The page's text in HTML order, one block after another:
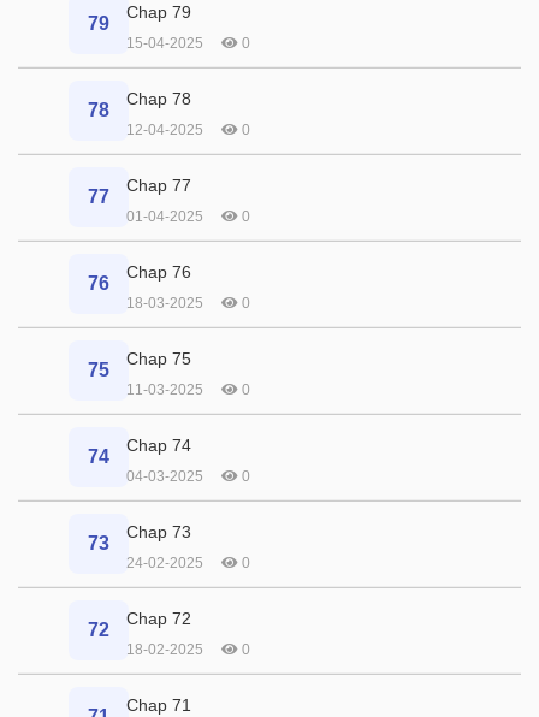
79
Chap 79
15-04-2025 0
78
Chap 78
12-04-2025 0
77
Chap 77
01-04-2025 0
76
Chap 76
18-03-2025 0
75
Chap 75
11-03-2025 0
74
Chap 74
04-03-2025 0
73
Chap 73
24-02-2025 0
72
Chap 72
18-02-2025 0
Chap 71